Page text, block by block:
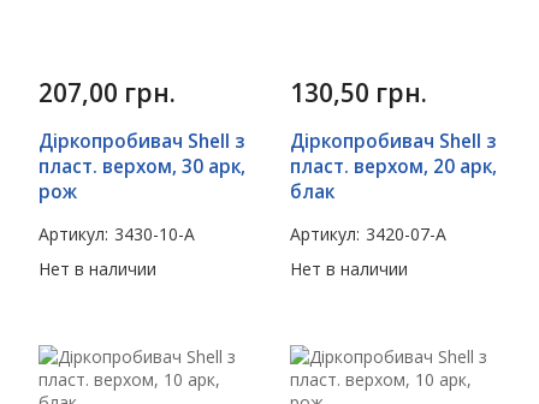
207,00 грн.
Діркопробивач Shell з
пласт. верхом, 30 арк,
рож
Артикул: 3430-10-A
Нет в наличии
130,50 грн.
Діркопробивач Shell з
пласт. верхом, 20 арк,
блак
Артикул: 3420-07-A
Нет в наличии